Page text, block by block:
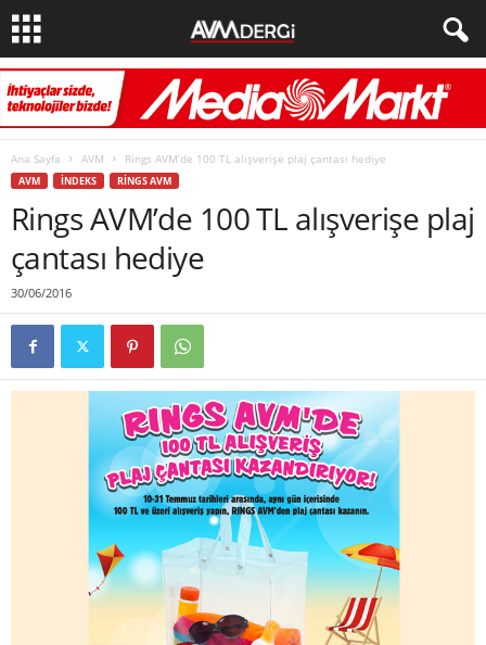
Ana Sayfa AVM Rings AVM’de 100 TL alışverişe plaj çantası hediye
AVM İNDEKS RINGS AVM
Rings AVM’de 100 TL alışverişe plaj
çantası hediye
30/06/2016